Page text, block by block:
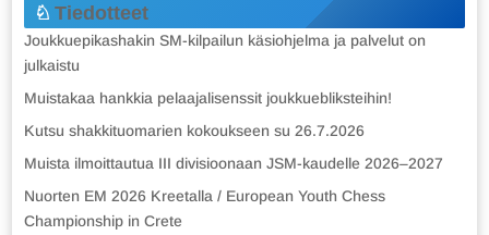
Tiedotteet
Joukkuepikashakin SM-kilpailun käsiohjelma ja palvelut on
julkaistu
Muistakaa hankkia pelaajalisenssit joukkuebliksteihin!
Kutsu shakkituomarien kokoukseen su 26.7.2026
Muista ilmoittautua III divisioonaan JSM-kaudelle 2026–2027
Nuorten EM 2026 Kreetalla / European Youth Chess
Championship in Crete